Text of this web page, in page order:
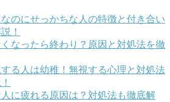
のにせっかちな人の特徴と付き合い
！
なったら終わり？原因と対処法を徹
る人は幼稚！無視する心理と対処法
に疲れる原因は？対処法も徹底解